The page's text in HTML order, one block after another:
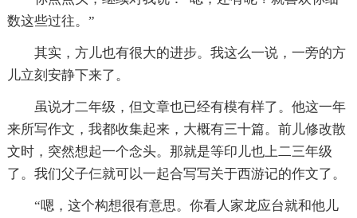
数这些过往。”
其实，方儿也有很大的进步。我这么一说，一旁的方
儿立刻安静下来了。
虽说才二年级，但文章也已经有模有样了。他这一年
来所写作文，我都收集起来，大概有三十篇。前儿修改散
文时，突然想起一个念头。那就是等印儿也上二三年级
了。我们父子仨就可以一起合写写关于西游记的作文了。
“嗯，这个构想很有意思。你看人家龙应台就和他儿